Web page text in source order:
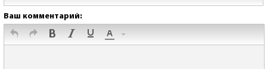
Ваш комментарий: